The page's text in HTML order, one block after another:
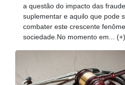
a questão do impacto das
suplementar e aquilo que pode
combater este crescente
sociedade.No momento em... (+)